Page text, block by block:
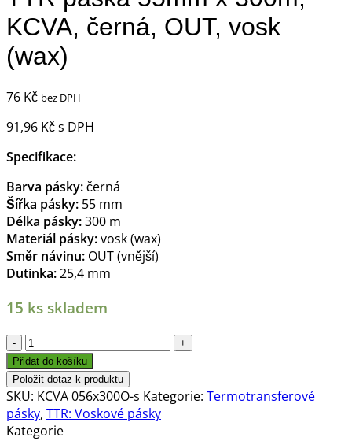
KCVA, černá, OUT, vosk
(wax)
76 Kč bez DPH
91,96 Kčs DPH
Specifikace:
Barva pásky:černá
Šířka pásky: 55 mm
Délka pásky:300 m
Materiál pásky:vosk (wax)
Směr návinu: OUT (vnější)
Dutinka:25,4 mm
15 ks skladem
TTR
páska
55mm
x
300m,
KCVA,
Přidat do košíku
Položit dotaz k produktu
SKU: KCVA 056x300O-s Kategorie: Termotransferové
pásky, TTR: Voskové pásky
Kategorie